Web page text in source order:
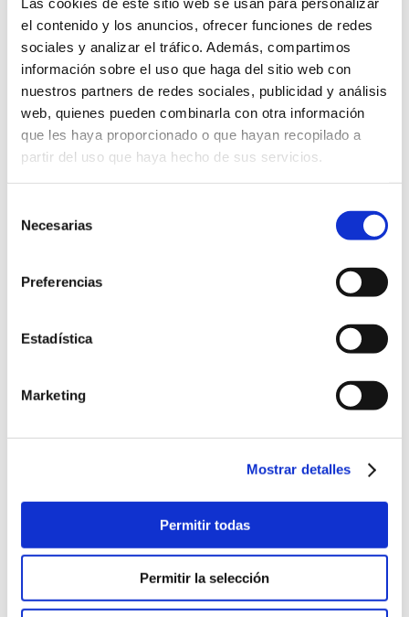
el contenido y los anuncios, ofrecer funciones de redes
sociales y analizar el tráfico. Además, compartimos
información sobre el uso que haga del sitio web con
nuestros partners de redes sociales, publicidad y análisis
web, quienes pueden combinarla con otra información
que les haya proporcionado o que hayan recopilado a
partir del uso que haya hecho de sus servicios.
Necesarias
Preferencias
Estadística
Marketing
Mostrar detalles
Permitir todas
Permitir la selección
Exposición con los trabajos de los alumnos de la Escola
Municipal de Plàstica Experimental A. Vives de Gata.
13/10/2023 al 15/12/2023
canto a la vida, una reflexión sobre todos nosotros,
empeñados en la búsqueda de la felicidad. Obras que
exploran sobre la comunicación desde dentro y hacia fuera